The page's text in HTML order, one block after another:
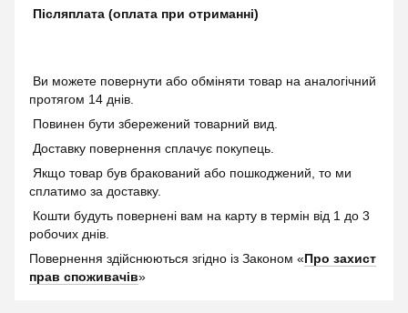
Післяплата (оплата при отриманні)
Ви можете повернути або обміняти товар на аналогічний
протягом 14 днів.
Повинен бути збережений товарний вид.
Доставку повернення сплачує покупець.
Якщо товар був бракований або пошкоджений, то ми
сплатимо за доставку.
Кошти будуть повернені вам на карту в термін від 1 до 3
робочих днів.
Повернення здійснюються згідно із Законом «Про захист
прав споживачів»